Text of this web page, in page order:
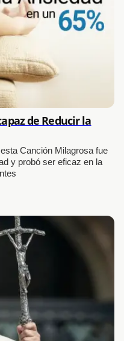
de Reducir la
Canción Milagrosa fue
y probó ser eficaz en la